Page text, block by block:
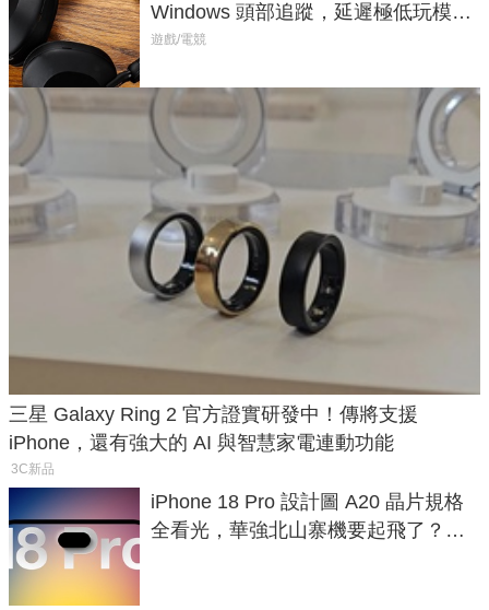
Windows 頭部追蹤，延遲極低玩模擬
飛行超有感
遊戲/電競
三星 Galaxy Ring 2 官方證實研發中！傳將支援
iPhone，還有強大的 AI 與智慧家電連動功能
3C新品
iPhone 18 Pro 設計圖 A20 晶片規格
全看光，華強北山寨機要起飛了？專